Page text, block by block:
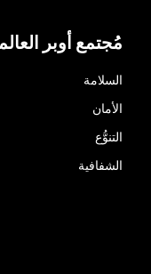
مُجتمع أوبر
السلامة
الأمان
التنوُّع
الشفافية